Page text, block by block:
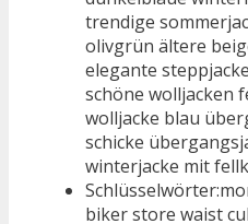
trendige
olivgrün ältere
elegante
schöne wolljacken
wolljacke blau
schicke
winterjacke mit
biker store waist